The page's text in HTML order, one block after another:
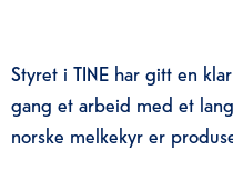
Styret i TINE har gitt en
gang et arbeid med et
norske melkekyr er